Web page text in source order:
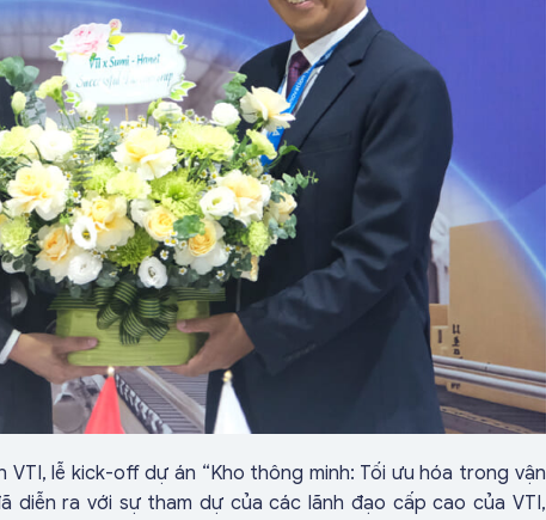
lễ kick-off dự án “Kho thông minh: Tối ưu hóa trong vận
diễn ra với sự tham dự của các lãnh đạo cấp cao của VTI,